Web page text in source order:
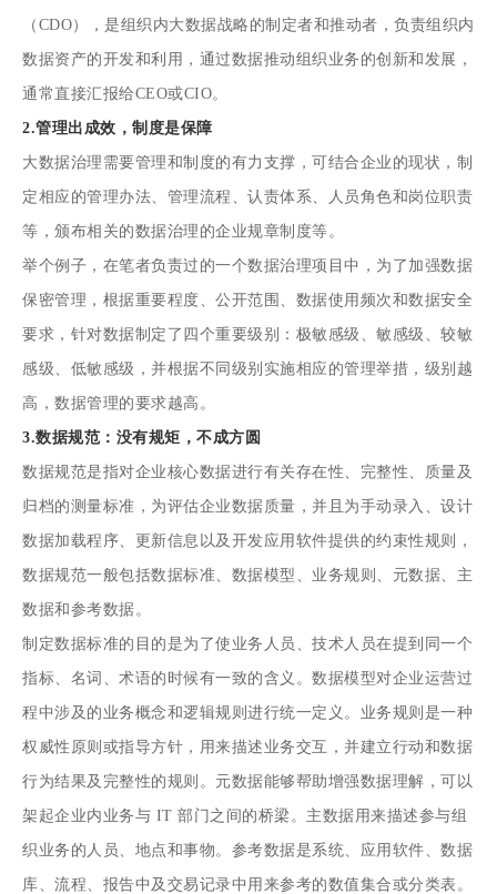
（CDO），是组织内大数据战略的制定者和推动者，负责组织内
数据资产的开发和利用，通过数据推动组织业务的创新和发展，
通常直接汇报给CEO或CIO。
2.管理出成效，制度是保障
大数据治理需要管理和制度的有力支撑，可结合企业的现状，制
定相应的管理办法、管理流程、认责体系、人员角色和岗位职责
等，颁布相关的数据治理的企业规章制度等。
举个例子，在笔者负责过的一个数据治理项目中，为了加强数据
保密管理，根据重要程度、公开范围、数据使用频次和数据安全
要求，针对数据制定了四个重要级别：极敏感级、敏感级、较敏
感级、低敏感级，并根据不同级别实施相应的管理举措，级别越
高，数据管理的要求越高。
3.数据规范：没有规矩，不成方圆
数据规范是指对企业核心数据进行有关存在性、完整性、质量及
归档的测量标准，为评估企业数据质量，并且为手动录入、设计
数据加载程序、更新信息以及开发应用软件提供的约束性规则，
数据规范一般包括数据标准、数据模型、业务规则、元数据、主
数据和参考数据。
制定数据标准的目的是为了使业务人员、技术人员在提到同一个
指标、名词、术语的时候有一致的含义。数据模型对企业运营过
程中涉及的业务概念和逻辑规则进行统一定义。业务规则是一种
权威性原则或指导方针，用来描述业务交互，并建立行动和数据
行为结果及完整性的规则。元数据能够帮助增强数据理解，可以
架起企业内业务与 IT 部门之间的桥梁。主数据用来描述参与组
织业务的人员、地点和事物。参考数据是系统、应用软件、数据
库、流程、报告中及交易记录中用来参考的数值集合或分类表。